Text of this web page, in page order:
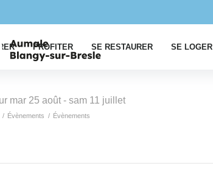
PROFITER SE RESTAURER SE LOGER
mar 25 août - sam 11 juillet
/ Évènements / Évènements